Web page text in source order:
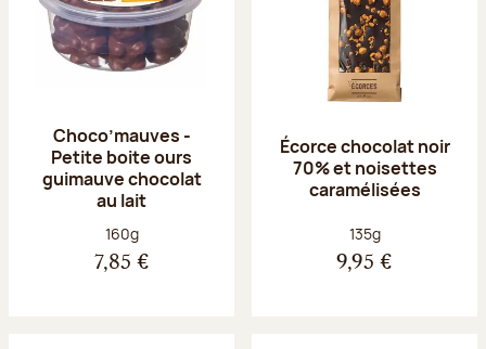
Choco’mauves -
Petite boite ours
guimauve chocolat
au lait
Poids net :
160g
7,85 €
Écorce chocolat noir
70% et noisettes
caramélisées
Poids net :
135g
9,95 €